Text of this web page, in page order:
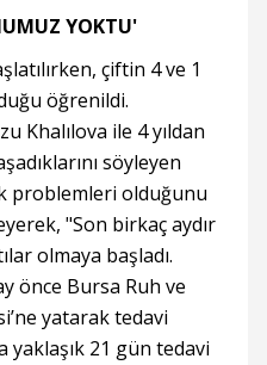
YOKTU'
çiftin 4 ve 1
öğrenildi.
Khalılova ile 4 yıldan
söyleyen
problemleri olduğunu
"Son birkaç aydır
olmaya başladı.
önce Bursa Ruh ve
yatarak tedavi
yaklaşık 21 gün tedavi